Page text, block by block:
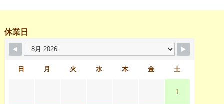
休業日
日 月 火 水 木 金 土
1